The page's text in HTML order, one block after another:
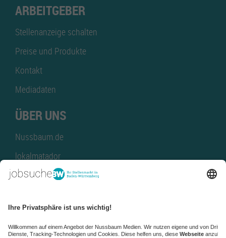
ARBEITGEBER
Stellenanzeige schalten
Preise und Produkte
Kontakt
Mediadaten
ÜBER UNS
Nussbaum.de
lokalmatador
kaufinBW
NussbaumID
Nussbaum Medien